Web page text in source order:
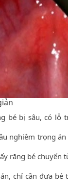
bé bị sâu, có lỗ
nghiêm trọng
răng bé chuyển
chỉ cần đưa